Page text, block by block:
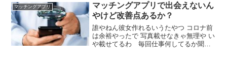
マッチングアプリ
マッチングアプリで出会えないん
やけど改善点あるか？
誰やねん彼女作れるいうたやつ コロナ前
は余裕やったで 写真載せなきゃ無理や い
や載せてるわ 毎回仕事何してるか聞か